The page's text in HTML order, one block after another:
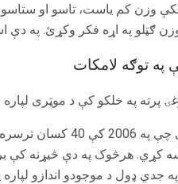
وزن کم یاست، تاسو او ستاسو
ګټلو په اړه فکر وکړئ. په دې
په توګه لامکات
پرته په خلکو کې د موټری
یې په جدي ډول د موجودو